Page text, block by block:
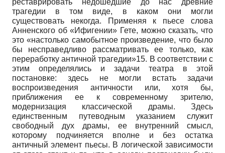
реставрировать недошедшие до нас древние
трагедии в том виде, в каком они могли
существовать некогда. Применяя к пьесе слова
Анненского об «Ифигении» Гете, можно сказать, что
это «настолько самобытное произведение, что было
бы несправедливо рассматривать ее только, как
переработку античной трагедии»15. В соответствии с
этим определялись и задачи театра в этой
постановке: здесь не могли встать задачи
воспроизведения античности или, хотя бы,
приближения ее к современному зрителю,
модернизация классической драмы. Здесь
единственным путеводным указанием служит
свободный дух драмы, ее внутренний смысл,
которому подчиняется вполне и без остатка
античный элемент пьесы. В логической зависимости